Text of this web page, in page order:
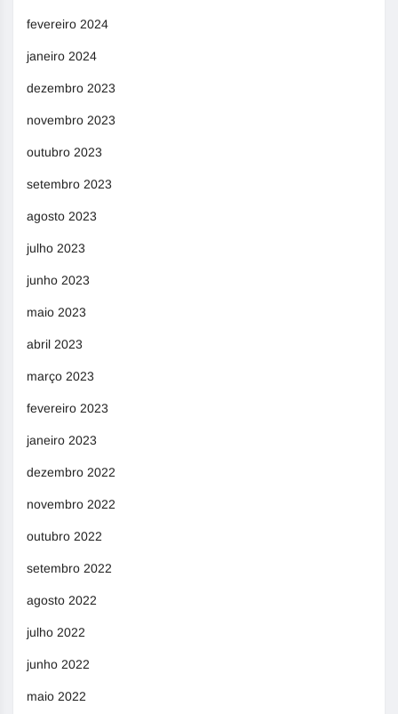
fevereiro 2024
janeiro 2024
dezembro 2023
novembro 2023
outubro 2023
setembro 2023
agosto 2023
julho 2023
junho 2023
maio 2023
abril 2023
março 2023
fevereiro 2023
janeiro 2023
dezembro 2022
novembro 2022
outubro 2022
setembro 2022
agosto 2022
julho 2022
junho 2022
maio 2022